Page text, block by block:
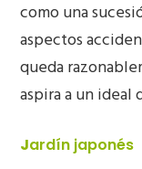
como una
aspectos
queda
aspira a un ideal
Jardín japonés